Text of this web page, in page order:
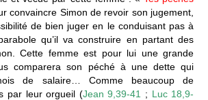
convaincre Simon de revoir son jugement,
de bien juger en le conduisant pas à
qu’il va construire en partant des
Cette femme est pour lui une grande
comparera son péché à une dette qui
de salaire… Comme beaucoup de
par leur orgueil (Jean 9,39-41 ; Luc 18,9-